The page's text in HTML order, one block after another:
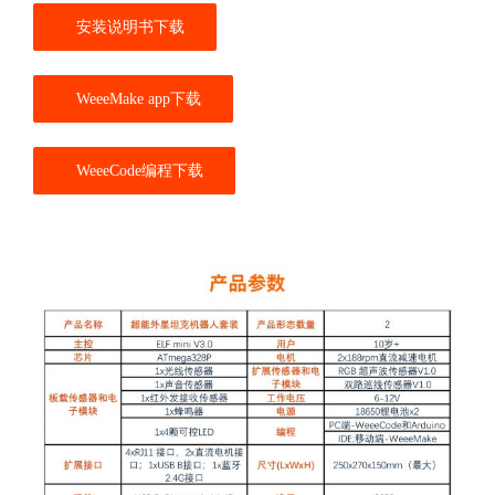
安装说明书下载
WeeeMake app下载
WeeeCode编程下载